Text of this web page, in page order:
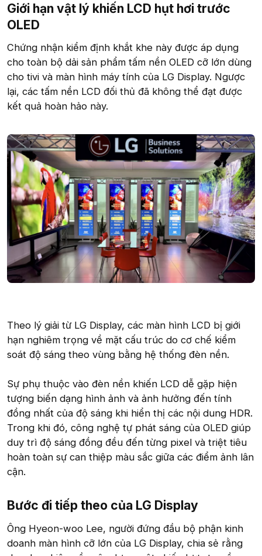
Giới hạn vật lý khiến LCD hụt hơi trước
OLED​
Chứng nhận kiểm định khắt khe này được áp dụng
cho toàn bộ dải sản phẩm tấm nền OLED cỡ lớn dùng
cho tivi và màn hình máy tính của LG Display. Ngược
lại, các tấm nền LCD đối thủ đã không thể đạt được
kết quả hoàn hảo này.
Theo lý giải từ LG Display, các màn hình LCD bị giới
hạn nghiêm trọng về mặt cấu trúc do cơ chế kiểm
soát độ sáng theo vùng bằng hệ thống đèn nền.
Sự phụ thuộc vào đèn nền khiến LCD dễ gặp hiện
tượng biến dạng hình ảnh và ảnh hưởng đến tính
đồng nhất của độ sáng khi hiển thị các nội dung HDR.
Trong khi đó, công nghệ tự phát sáng của OLED giúp
duy trì độ sáng đồng đều đến từng pixel và triệt tiêu
hoàn toàn sự can thiệp màu sắc giữa các điểm ảnh lân
cận.
Bước đi tiếp theo của LG Display​
Ông Hyeon-woo Lee, người đứng đầu bộ phận kinh
doanh màn hình cỡ lớn của LG Display, chia sẻ rằng